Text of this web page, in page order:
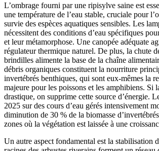
L’ombrage fourni par une ripisylve saine est
une température de l’eau stable, cruciale pour
survie des espèces aquatiques sensibles. Les
nécessitent des conditions d’eau spécifiques
et leur métamorphose. Une canopée adéquate
régulateur thermique naturel. De plus, la chute
brindilles alimente la base de la chaîne
débris organiques constituent la nourriture
invertébrés benthiques, qui sont eux-mêmes la
majeure pour les poissons et les amphibiens. Si
drastique, on supprime cette source d’énergie.
2025 sur des cours d’eau gérés intensivement
diminution de 30 % de la biomasse
zones où la végétation est laissée à une
Un autre aspect fondamental est la stabilisation